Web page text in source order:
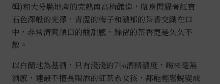
姆)和大分縣地產的完熟南高梅釀造， 瓶身閃耀著紅寶
石色澤般的光澤，青澀的梅子和濃郁的茶香交織在口
中，非常清爽順口的酸甜感，餘留的茶香更是久久不
散。
以白蘭地為基酒，只有淺淺的7%酒精濃度，喝來毫無
酒感，連最不擅長喝酒的紅茶系女孩，都能輕鬆蛻變成